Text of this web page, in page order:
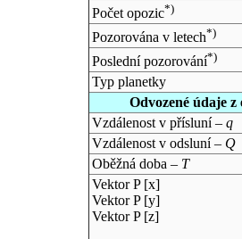
Počet opozic*)
Pozorována v letech*)
Poslední pozorování*)
Typ planetky
Odvozené údaje
Vzdálenost v přísluní – q
Vzdálenost v odsluní – Q
Oběžná doba – T
Vektor P [x]
Vektor P [y]
Vektor P [z]